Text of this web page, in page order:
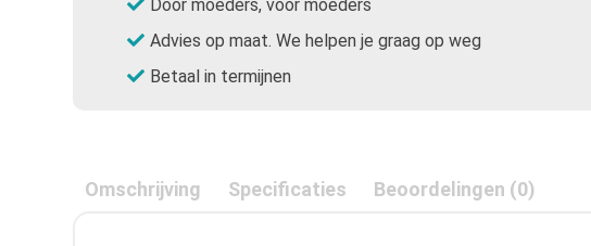
Door moeders, voor moeders
Advies op maat. We helpen je graag op weg
Betaal in termijnen
Omschrijving Specificaties Beoordelingen (0)